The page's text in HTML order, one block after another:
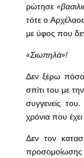
ρώτησε
τότε ο
με ύφος που
«Σιωπηλά»!
Δεν ξέρω πόσο
σπίτι του με
συγγενείς
χρόνια που
Δεν τον